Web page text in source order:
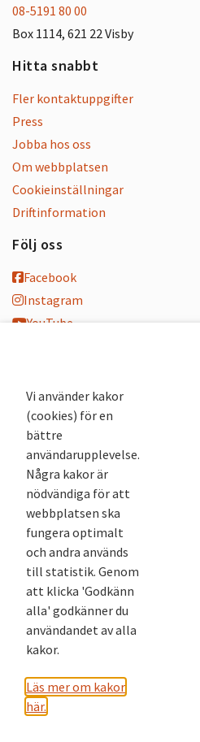
08-5191 80 00
Box 1114, 621 22 Visby
Hitta snabbt
Fler kontaktuppgifter
Press
Jobba hos oss
Om webbplatsen
Cookieinställningar
Driftinformation
Följ oss
Facebook
Instagram
YouTube
Nyhetsbrev
Andra webbplatser
Arkivsök
Fornsök
Fornreg
Bebyggelseregistret
Runor
Kringla
Vi använder kakor
(cookies) för en
bättre
användarupplevelse.
Några kakor är
nödvändiga för att
webbplatsen ska
fungera optimalt
och andra används
till statistik. Genom
att klicka 'Godkänn
alla' godkänner du
användandet av alla
kakor.
Läs mer om kakor
här.